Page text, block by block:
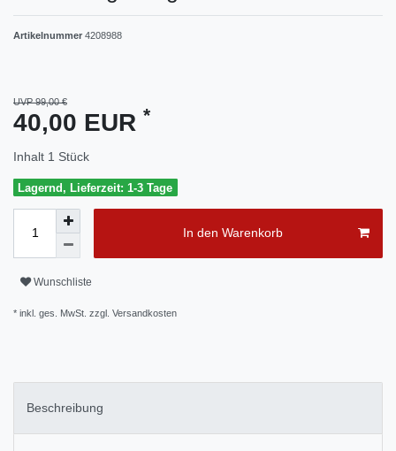
Artikelnummer 4208988
UVP 99,00 €
40,00 EUR *
Inhalt 1 Stück
Lagernd, Lieferzeit: 1-3 Tage
In den Warenkorb
Wunschliste
* inkl. ges. MwSt. zzgl. Versandkosten
Beschreibung